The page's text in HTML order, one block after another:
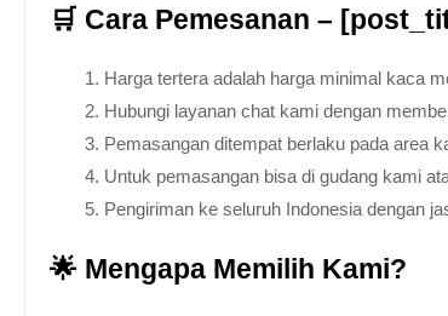
🛒 Cara Pemesanan –
Harga tertera adalah harga minimal kaca
Hubungi layanan chat kami dengan
Pemasangan ditempat berlaku pada area
Untuk pemasangan bisa di gudang kami
Pengiriman ke seluruh Indonesia dengan
🌟 Mengapa Memilih Kami?